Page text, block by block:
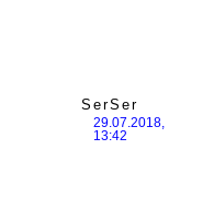
SerSer
29.07.2018,
13:42